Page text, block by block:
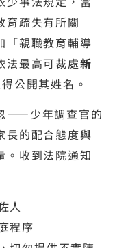
育疏失有所關
「親職教育輔導
法最高可裁處新
公開其姓名。
——少年調查官的
長的配合態度與
。收到法院通知
人
程序